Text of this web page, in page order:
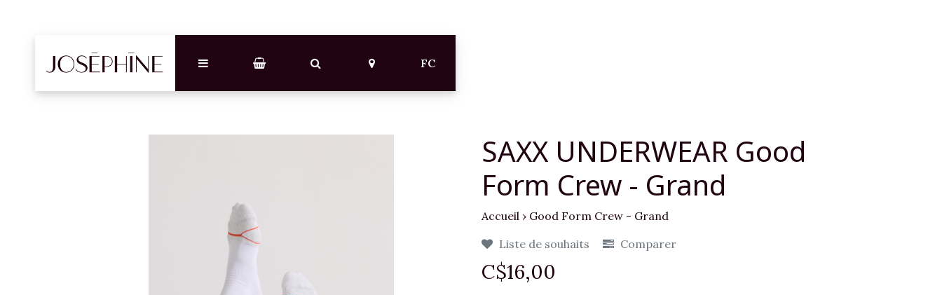
FC
SAXX UNDERWEAR Good
Form Crew - Grand
Accueil › Good Form Crew - Grand
Liste de souhaits
Comparer
C$16,00